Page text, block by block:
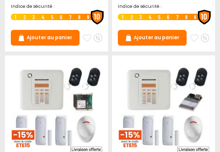
Indice de sécurité :
1 2 3 4 5 6 7 8 9 10
Ajouter au panier
Ajouter
favoris
Ajouter
Indice de sécurité :
1 2 3 4 5 6 7 8 9 10
Ajouter au panier